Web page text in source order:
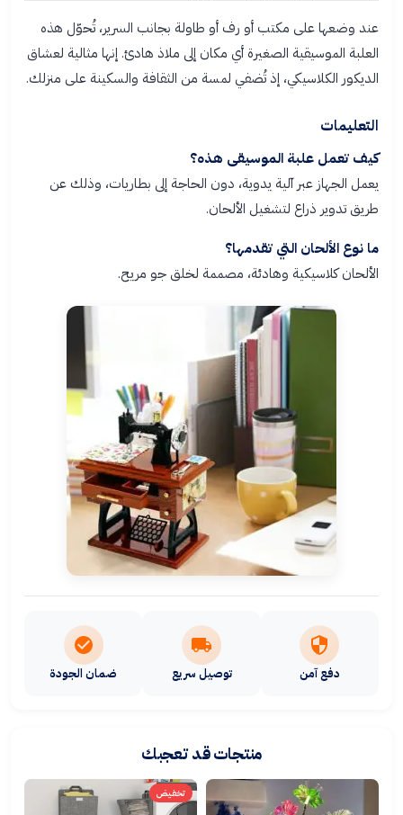
عند وضعها على مكتب أو رف أو طاولة بجانب السرير، تُحوّل هذه
العلبة الموسيقية الصغيرة أي مكان إلى ملاذ هادئ. إنها مثالية لعشاق
الديكور الكلاسيكي، إذ تُضفي لمسة من الثقافة والسكينة على منزلك.
التعليمات
كيف تعمل علبة الموسيقى هذه؟
يعمل الجهاز عبر آلية يدوية، دون الحاجة إلى بطاريات، وذلك عن
طريق تدوير ذراع لتشغيل الألحان.
ما نوع الألحان التي تقدمها؟
الألحان كلاسيكية وهادئة، مصممة لخلق جو مريح.
دفع آمن توصيل سريع ضمان الجودة
منتجات قد تعجبك
تخفيض